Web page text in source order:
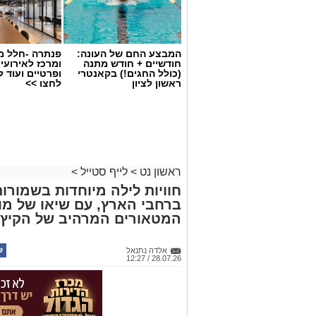
סיורי משפחות- צילום מיקה וולוב,
במהלך הפעילות יכירו המשתתפים את
את בעלי החיים והצמחים המאפיינים
בהמשך יגיעו למרכז החינוך הימי
של חוף סלעי בישראל ולהכיר מקרוב את
הסיור ייחשפו גם לאתגרים המשפיעים
פלסטיק, וילמדו באופן חווייתי כיצד ניתן
המבצע החם של העונה:
חודשיים + חודש מתנה
(כולל החגים!) בקאנטרי
ראשון לציון
פנתרה -חלל
ומרכז
ופרטיים ועוד
לחצו >>
ראשון נט > לייף סטייל >
חוויות לילה מיוחדות
ברחבי הארץ, עם שיאו של
המטאורים המרהיב של הקיץ
אלדה נתנאל
28.07.26 / 12:27